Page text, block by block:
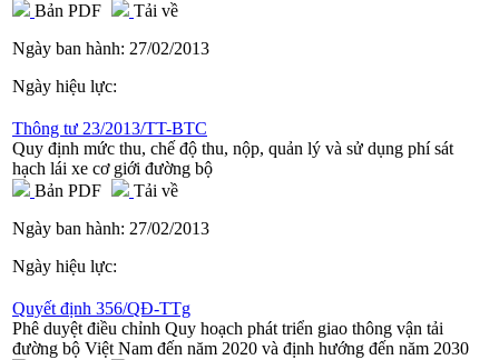
Bản PDF
Tải về
Ngày ban hành: 27/02/2013
Ngày hiệu lực:
Thông tư 23/2013/TT-BTC
Quy định mức thu, chế độ thu, nộp, quản lý và sử dụng phí sát
hạch lái xe cơ giới đường bộ
Bản PDF
Tải về
Ngày ban hành: 27/02/2013
Ngày hiệu lực:
Quyết định 356/QĐ-TTg
Phê duyệt điều chỉnh Quy hoạch phát triển giao thông vận tải
đường bộ Việt Nam đến năm 2020 và định hướng đến năm 2030